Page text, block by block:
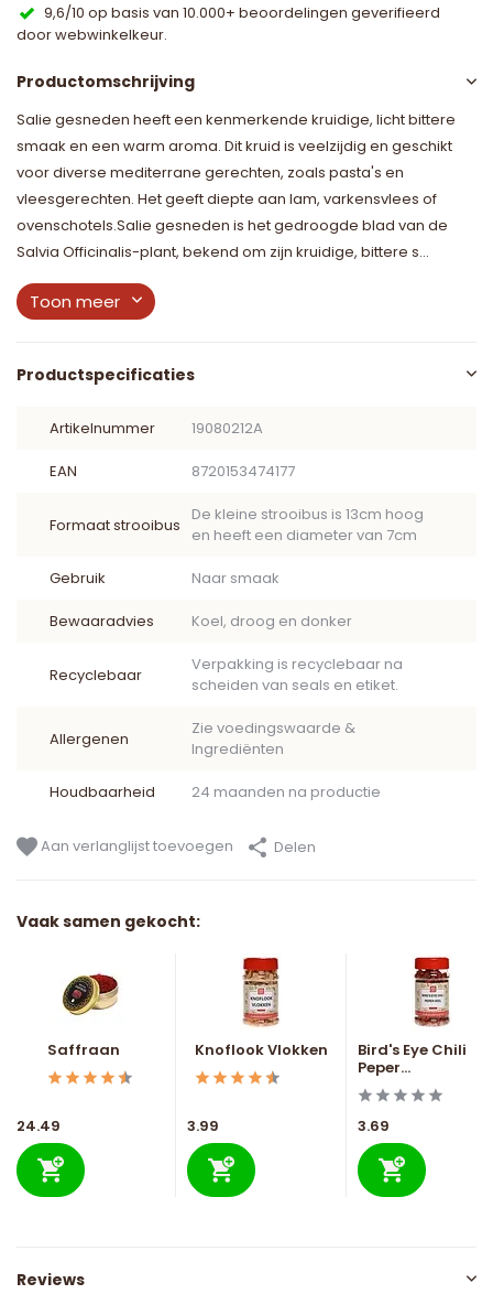
9,6/10 op basis van 10.000+ beoordelingen geverifieerd
door webwinkelkeur.
Productomschrijving
Salie gesneden heeft een kenmerkende kruidige, licht bittere
smaak en een warm aroma. Dit kruid is veelzijdig en geschikt
voor diverse mediterrane gerechten, zoals pasta's en
vleesgerechten. Het geeft diepte aan lam, varkensvlees of
ovenschotels.Salie gesneden is het gedroogde blad van de
Salvia Officinalis-plant, bekend om zijn kruidige, bittere s...
Toon meer
Productspecificaties
Artikelnummer 19080212A
EAN 8720153474177
Formaat strooibus
De kleine strooibus is 13cm hoog
en heeft een diameter van 7cm
Gebruik Naar smaak
Bewaaradvies Koel, droog en donker
Recyclebaar
Verpakking is recyclebaar na
scheiden van seals en etiket.
Allergenen
Zie voedingswaarde &
Ingrediënten
Houdbaarheid 24 maanden na productie
Aan verlanglijst toevoegen Delen
Vaak samen gekocht:
Saffraan
24.49
Knoflook Vlokken
3.99
Bird's Eye Chili
Peper...
3.69
Reviews